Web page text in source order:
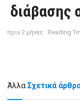
διάβασης
πριν 2 μήνες Reading
Άλλα Σχετικά